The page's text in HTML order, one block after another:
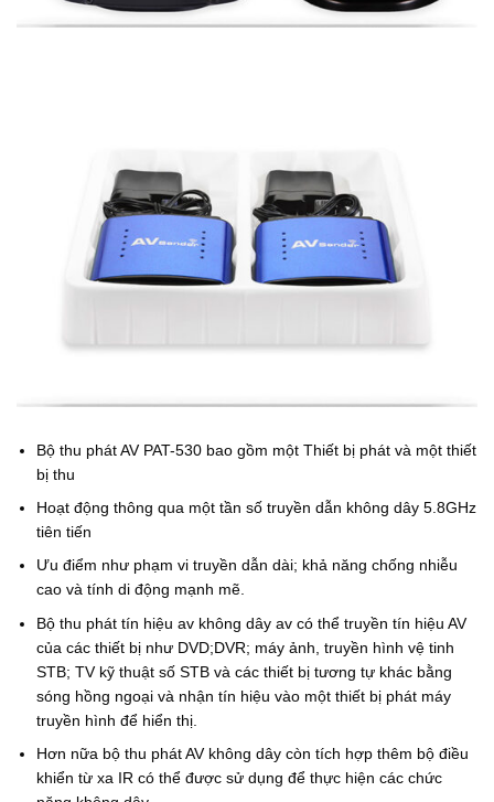
Bộ thu phát AV PAT-530 bao gồm một Thiết bị phát và một thiết
bị thu
Hoạt động thông qua một tần số truyền dẫn không dây 5.8GHz
tiên tiến
Ưu điểm như phạm vi truyền dẫn dài; khả năng chống nhiễu
cao và tính di động mạnh mẽ.
Bộ thu phát tín hiệu av không dây av có thể truyền tín hiệu AV
của các thiết bị như DVD;DVR; máy ảnh, truyền hình vệ tinh
STB; TV kỹ thuật số STB và các thiết bị tương tự khác bằng
sóng hồng ngoại và nhận tín hiệu vào một thiết bị phát máy
truyền hình để hiển thị.
Hơn nữa bộ thu phát AV không dây còn tích hợp thêm bộ điều
khiển từ xa IR có thể được sử dụng để thực hiện các chức